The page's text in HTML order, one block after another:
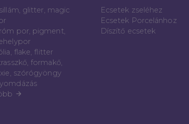
glitter, magic
por, pigment,
flake, flitter
formakő,
szórógyöngy
arrow_forward
Ecsetek zseléhez
Ecsetek Porcelánhoz
Díszítő ecsetek